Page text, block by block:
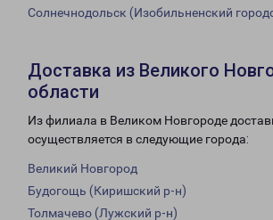
Солнечнодольск (Изобильненский
Доставка из Великого
области
Из филиала в Великом Новгороде
осуществляется в следующие города:
Великий Новгород
Будогощь (Киришский р-н)
Толмачево (Лужский р-н)